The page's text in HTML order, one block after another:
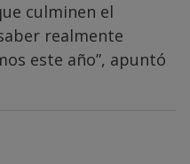
culminen el
realmente
este año”, apuntó